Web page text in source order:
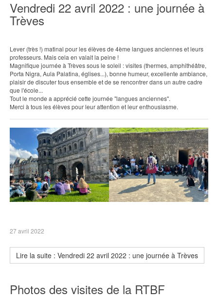
Vendredi 22 avril 2022 : une journée à
Trèves
Lever (très !) matinal pour les élèves de 4ème langues anciennes et leurs
professeurs. Mais cela en valait la peine !
Magnifique journée à Trèves sous le soleil : visites (thermes, amphithéâtre,
Porta Nigra, Aula Palatina, églises...), bonne humeur, excellente ambiance,
plaisir de discuter tous ensemble et de se rencontrer dans un autre cadre
que l'école...
Tout le monde a apprécié cette journée "langues anciennes".
Merci à tous les élèves pour leur attention et leur enthousiasme.
27 avril 2022
Lire la suite : Vendredi 22 avril 2022 : une journée à Trèves
Photos des visites de la RTBF